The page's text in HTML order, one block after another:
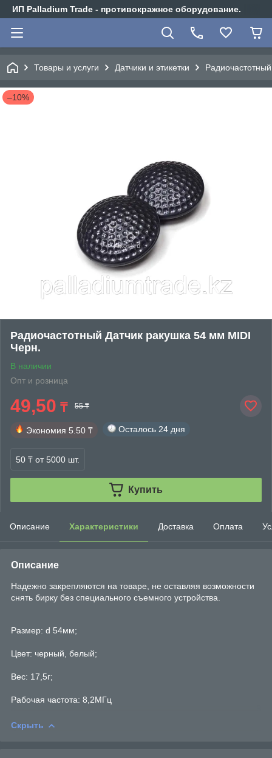
ИП Palladium Trade - противокражное оборудование.
Товары и услуги Датчики и этикетки
–10%
Радиочастотный Датчик ракушка 54 мм MIDI
Черн.
В наличии
Опт и розница
49,50 ₸ 55 ₸
Экономия 5.50 ₸ Осталось 24 дня
50 ₸ от 5000 шт.
Купить
Описание Характеристики Доставка Оплата
Описание
Надежно закрепляются на товаре, не оставляя возможности
снять бирку без специального съемного устройства.
Размер: d 54мм;
Цвет: черный, белый;
Вес: 17,5г;
Рабочая частота: 8,2МГц
Скрыть